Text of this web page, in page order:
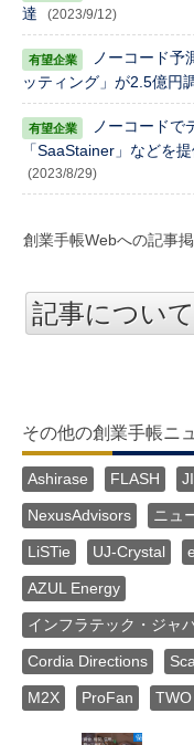
達
(2023/9/12)
ノーコード予
ッティング」が2.5億円
ノーコードで
「SaaStainer」などを
(2023/8/29)
創業手帳Webへの記事
記事につい
その他の創業手帳ニ
Ashirase FLASH
NexusAdvisors ニュ
LiSTie UJ-Crystal
AZUL Energy
インフラテック・ジャ
Cordia Directions
M2X ProFan TWO